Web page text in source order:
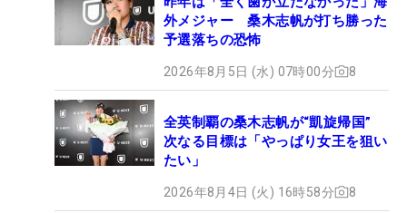
外メジャー 桑木志帆が打ち勝った
予選落ちの恐怖
2026年8月5日 (水) 07時00分 8
全英制覇の桑木志帆が“凱旋帰国”
次なる目標は「やっぱり女王を狙い
たい」
2026年8月4日 (火) 16時58分 8